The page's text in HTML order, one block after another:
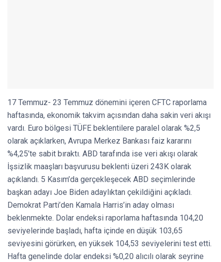
17 Temmuz- 23 Temmuz dönemini içeren CFTC raporlama
haftasında, ekonomik takvim açısından daha sakin veri akışı
vardı. Euro bölgesi TÜFE beklentilere paralel olarak %2,5
olarak açıklarken, Avrupa Merkez Bankası faiz kararını
%4,25’te sabit bıraktı. ABD tarafında ise veri akışı olarak
İşsizlik maaşları başvurusu beklenti üzeri 243K olarak
açıklandı. 5 Kasım’da gerçekleşecek ABD seçimlerinde
başkan adayı Joe Biden adaylıktan çekildiğini açıkladı.
Demokrat Parti’den Kamala Harris’in aday olması
beklenmekte. Dolar endeksi raporlama haftasında 104,20
seviyelerinde başladı, hafta içinde en düşük 103,65
seviyesini görürken, en yüksek 104,53 seviyelerini test etti.
Hafta genelinde dolar endeksi %0,20 alıcılı olarak seyrine